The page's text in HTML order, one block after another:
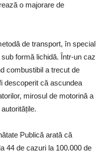
o majorare de
de transport, în special
formă lichidă. Într-un caz
combustibil a trecut de
descoperit că ascundea
mirosul de motorină a
Publică arată că
44 de cazuri la 100.000 de